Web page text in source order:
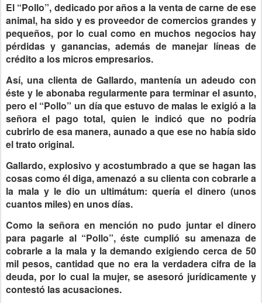
El “Pollo”, dedicado por años a la venta de carne de ese
animal, ha sido y es proveedor de comercios grandes y
pequeños, por lo cual como en muchos negocios hay
pérdidas y ganancias, además de manejar líneas de
crédito a los micros empresarios.
Así, una clienta de Gallardo, mantenía un adeudo con
éste y le abonaba regularmente para terminar el asunto,
pero el “Pollo” un día que estuvo de malas le exigió a la
señora el pago total, quien le indicó que no podría
cubrirlo de esa manera, aunado a que ese no había sido
el trato original.
Gallardo, explosivo y acostumbrado a que se hagan las
cosas como él diga, amenazó a su clienta con cobrarle a
la mala y le dio un ultimátum: quería el dinero (unos
cuantos miles) en unos días.
Como la señora en mención no pudo juntar el dinero
para pagarle al “Pollo”, éste cumplió su amenaza de
cobrarle a la mala y la demando exigiendo cerca de 50
mil pesos, cantidad que no era la verdadera cifra de la
deuda, por lo cual la mujer, se asesoró jurídicamente y
contestó las acusaciones.